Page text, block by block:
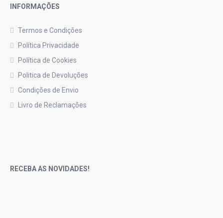
INFORMAÇÕES
Termos e Condições
Política Privacidade
Política de Cookies
Politica de Devoluções
Condições de Envio
Livro de Reclamações
RECEBA AS NOVIDADES!